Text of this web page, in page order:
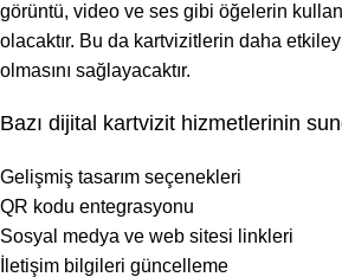
görüntü, video ve ses gibi öğelerin
olacaktır. Bu da kartvizitlerin daha
olmasını sağlayacaktır.
Bazı dijital kartvizit hizmetlerinin
Gelişmiş tasarım seçenekleri
QR kodu entegrasyonu
Sosyal medya ve web sitesi linkleri
İletişim bilgileri güncelleme